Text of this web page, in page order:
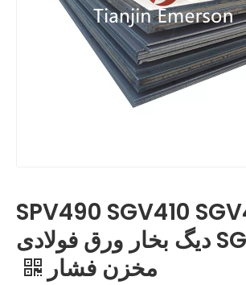
SPV490 SGV410
SGV480 دیگ بخار ورق فولادی
مخزن فشار